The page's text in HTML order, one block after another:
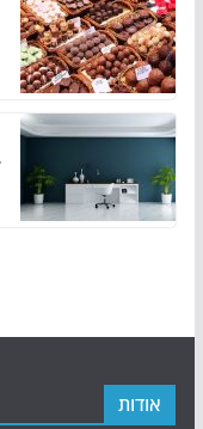
אודות